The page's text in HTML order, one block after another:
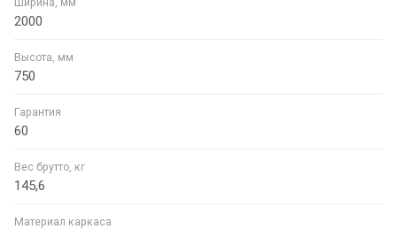
2000
Высота, мм
750
Гарантия
60
Вес брутто, кг
145,6
Материал каркаса